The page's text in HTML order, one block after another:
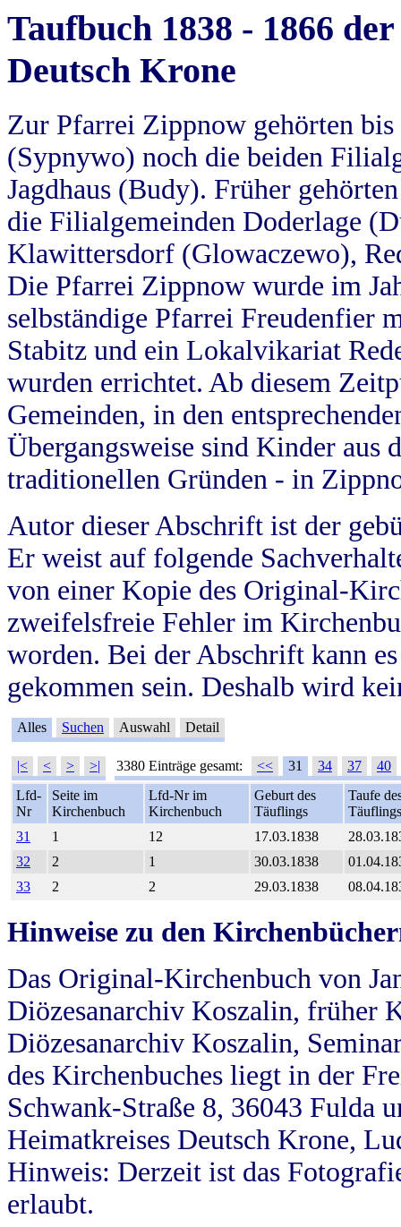
Taufbuch 1838 - 1866
Deutsch Krone
Zur Pfarrei Zippnow gehörten
(Sypnywo) noch die beiden
Jagdhaus (Budy). Früher
die Filialgemeinden Doderlage
Klawittersdorf (Glowaczewo),
Die Pfarrei Zippnow wurde im
selbständige Pfarrei Freudenfier
Stabitz und ein Lokalvikariat
wurden errichtet. Ab diesem
Gemeinden, in den
Übergangsweise sind Kinder aus
traditionellen Gründen - in
Autor dieser Abschrift ist der
Er weist auf folgende
von einer Kopie des Original-
zweifelsfreie Fehler im
worden. Bei der Abschrift kann
gekommen sein. Deshalb wird
Alles Suchen Auswahl Detail
|< < > >| 3380 Einträge gesamt: << 31 34 37
40
Lfd-
Nr
Seite im
Kirchenbuch
Lfd-Nr im
Kirchenbuch
Geburt des
Täuflings
Taufe
Täuflings
31
1 12 17.03.1838
32
2 1 30.03.1838
33
2 2 29.03.1838
Hinweise zu den
Das Original-Kirchenbuch von
Diözesanarchiv Koszalin, früher
Diözesanarchiv Koszalin,
des Kirchenbuches liegt in der
Schwank-Straße 8, 36043 Fulda
Heimatkreises Deutsch Krone,
Hinweis: Derzeit ist das
erlaubt.